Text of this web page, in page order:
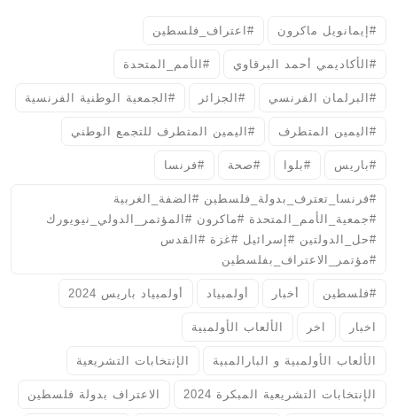
#إيمانويل ماكرون #اعتراف_فلسطين
#الأكاديمي أحمد البرقاوي #الأمم_المتحدة
#البرلمان الفرنسي #الجزائر #الجمعية الوطنية الفرنسية
#اليمين المتطرف #اليمين المتطرف للتجمع الوطني
#باريس #بلوا #صحة #فرنسا
#فرنسا_تعترف_بدولة_فلسطين #الضفة_الغربية
#جمعية_الأمم_المتحدة #ماكرون #المؤتمر_الدولي_نيويورك
#حل_الدولتين #إسرائيل #غزة #القدس
#مؤتمر_الاعتراف_بفلسطين
#فلسطين أخبار أولمبياد أولمبياد باريس 2024
اخبار اخر الألعاب الأولمبية
الألعاب الأولمبية و البارالمبية الإنتخابات التشريعية
الإنتخابات التشريعية المبكرة 2024 الاعتراف بدولة فلسطين